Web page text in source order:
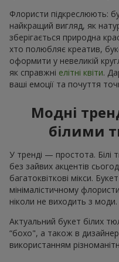
Флористи підкреслюють:
найкращий вигляд, як
зберігається природна
хто полюбляє креатив,
оформити у невеликій
як справжні елітні квіти.
ваші емоції та почуття
Модні
білими
У тренді — простота. Білі
без зайвих акцентів
багатоквіткові мікси.
мінімалістичному
ніколи не виходить з моди.
Актуальний букет білих
“бохо", а також в
використанням